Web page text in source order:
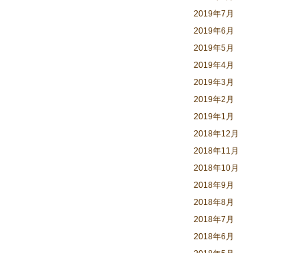
2019年7月
2019年6月
2019年5月
2019年4月
2019年3月
2019年2月
2019年1月
2018年12月
2018年11月
2018年10月
2018年9月
2018年8月
2018年7月
2018年6月